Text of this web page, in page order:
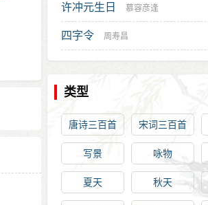
丛碧邀同题 许宝蘅
许冲元生日 慕容彦逢
四字令 周寿昌
类型
唐诗三百首 宋词三百首
写景 咏物
夏天 秋天